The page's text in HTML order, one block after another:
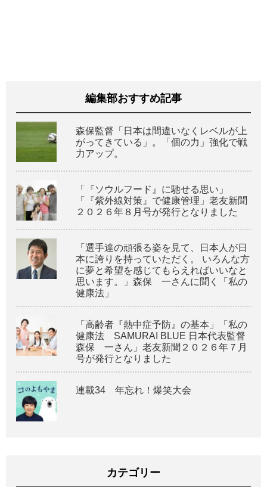
編集部おすすめ記事
森保監督「日本は間違いなくレベルが上
がってきている」。「個の力」強化で戦
力アップ。
「『ソウルフード』に馳せる思い」
「『紫外線対策』で健康管理」老友新聞
２０２６年８月号が発行となりました
「選手達の頑張る姿を見て、日本人が日
本に誇りを持っていただく。 いろんな方
に夢と希望を感じてもらえればいいなと
思います。」森保 一さんに聞く「私の
健康法」
「高齢者『熱中症予防』の基本」「私の
健康法 SAMURAI BLUE 日本代表監督
森保 一さん」老友新聞２０２６年７月
号が発行となりました
連載34 年忘れ！爆笑大会
カテゴリー